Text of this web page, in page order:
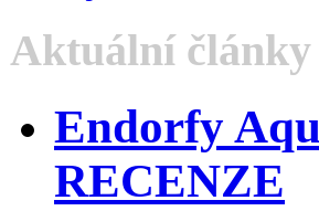
Aktuální články
Endorfy
RECENZE